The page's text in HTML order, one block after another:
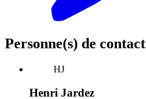
Personne(s) de contact
HJ
Henri Jardez